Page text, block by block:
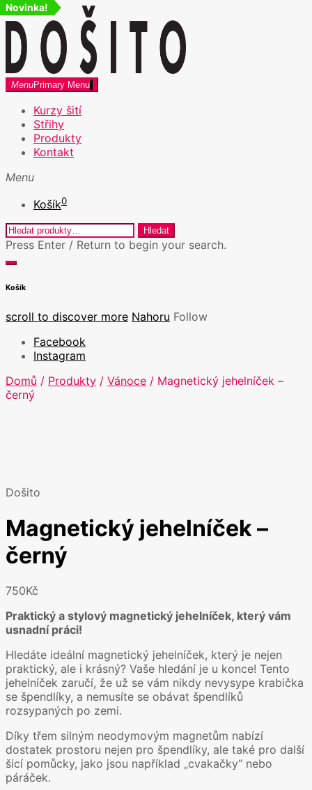
Skip
to
content
dosito.cz
Kurzy šití v Praze a Kreativní workshopy
MenuPrimary Menu
Kurzy šití
Střihy
Produkty
Kontakt
Menu
Košík0
Hledat: Hledat
Press Enter / Return to begin your search.
close
form
search
Košík
scroll to discover more Nahoru Follow
Facebook
Instagram
Domů / Produkty / Vánoce / Magnetický jehelníček –
černý
Došito
Magnetický jehelníček –
černý
750Kč
Praktický a stylový magnetický jehelníček, který vám
usnadní práci!
Hledáte ideální magnetický jehelníček, který je nejen
praktický, ale i krásný? Vaše hledání je u konce! Tento
jehelníček zaručí, že už se vám nikdy nevysype krabička
se špendlíky, a nemusíte se obávat špendlíků
rozsypaných po zemi.
Díky třem silným neodymovým magnetům nabízí
dostatek prostoru nejen pro špendlíky, ale také pro další
šicí pomůcky, jako jsou například „cvakačky“ nebo
páráček.
Novinka!